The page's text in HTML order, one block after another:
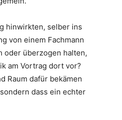
hinwirkten, selber ins
von einem Fachmann
oder überzogen halten,
am Vortrag dort vor?
Raum dafür bekämen
dass ein echter